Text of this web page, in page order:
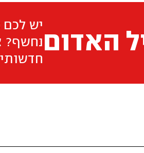
האדום
יש
נחשף?